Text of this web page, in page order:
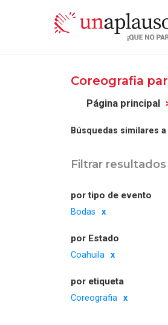
Coreografia
Página principal
Búsquedas similares
Filtrar resultados
por tipo de evento
Bodas
por Estado
Coahuila
por etiqueta
Coreografia